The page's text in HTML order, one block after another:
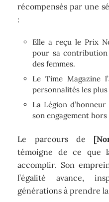
récompensés par une
:
Elle a reçu le Prix
pour sa
des femmes.
Le Time Magazine
personnalités les
La Légion
son engagement
Le parcours de
témoigne de ce que
accomplir. Son
l’égalité avance,
générations à prendre